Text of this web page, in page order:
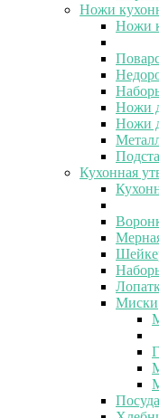
Ножи
Ножи
Ножи
Ножи
Кухонная
Миски